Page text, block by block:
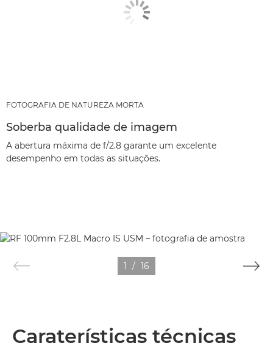
FOTOGRAFIA DE NATUREZA MORTA
Soberba qualidade de imagem
A abertura máxima de f/2.8 garante um excelente
desempenho em todas as situações.
1 / 16
Caraterísticas técnicas